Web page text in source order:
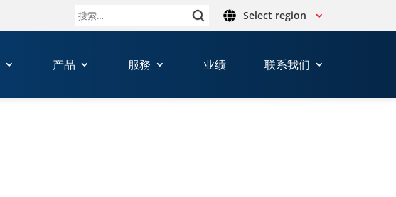
搜 Select region
产品 服務 业绩 联系我们